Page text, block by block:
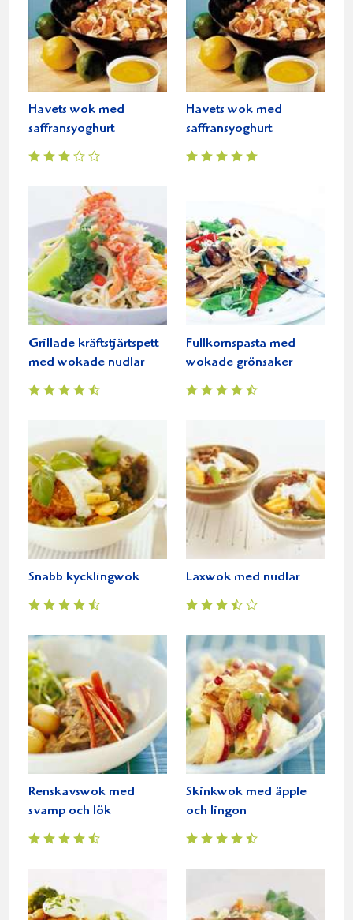
Havets wok med
saffransyoghurt
Havets wok med
saffransyoghurt
Grillade kräftstjärtspett
med wokade nudlar
Fullkornspasta med
wokade grönsaker
Snabb kycklingwok Laxwok med nudlar
Renskavswok med
svamp och lök
Skinkwok med äpple
och lingon